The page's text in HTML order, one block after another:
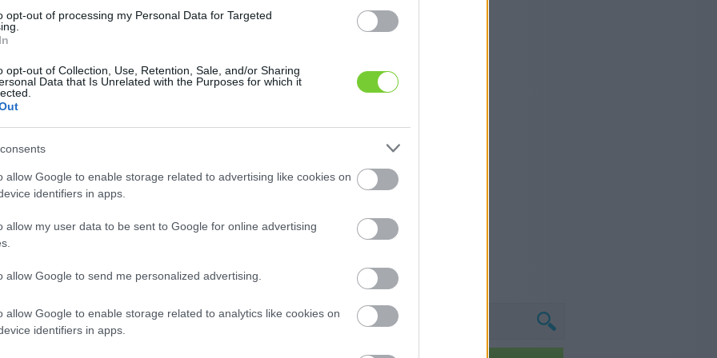
opt-out of processing my Personal Data for Targeted
opt-out of Collection, Use, Retention, Sale, and/or Sharing
Data that Is Unrelated with the Purposes for which it
allow Google to enable storage related to advertising like cookies on
identifiers in apps.
allow my user data to be sent to Google for online advertising
allow Google to send me personalized advertising.
allow Google to enable storage related to analytics like cookies on
identifiers in apps.
2
2
2
96
Kertészet Kertkultúra (Zaják és Tár..